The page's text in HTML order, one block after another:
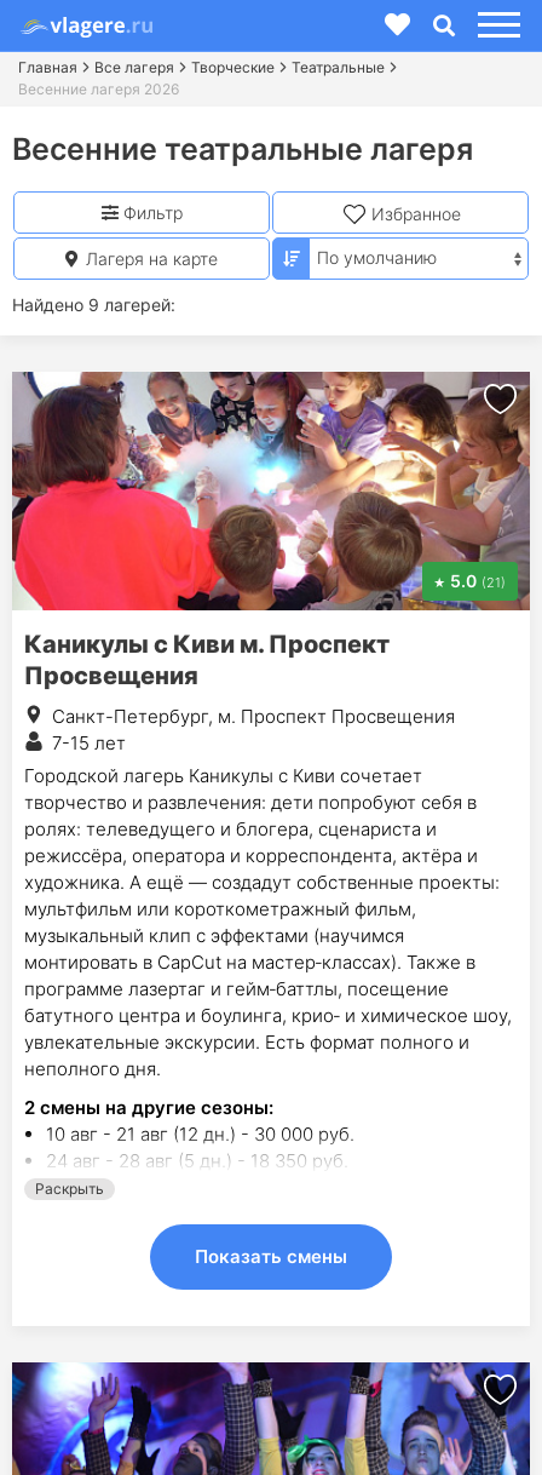
Главная Все лагеря Творческие
Театральные
Весенние лагеря 2026
Весенние театральные лагеря
Найдено 9 лагерей:
Фильтр Избранное
Лагеря на карте
5.0 (21)
Каникулы с Киви м. Проспект
Просвещения
Санкт-Петербург, м. Проспект Просвещения
7-15 лет
Городской лагерь Каникулы с Киви сочетает
творчество и развлечения: дети попробуют себя в
ролях: телеведущего и блогера, сценариста и
режиссёра, оператора и корреспондента, актёра и
художника. А ещё — создадут собственные проекты:
мультфильм или короткометражный фильм,
музыкальный клип с эффектами (научимся
монтировать в CapCut на мастер‑классах). Также в
программе лазертаг и гейм‑баттлы, посещение
батутного центра и боулинга, крио‑ и химическое шоу,
увлекательные экскурсии. Есть формат полного и
неполного дня.
2 смены на другие сезоны:
10 авг - 21 авг (12 дн.) - 30 000 руб.
24 авг - 28 авг (5 дн.) - 18 350 руб.
Раскрыть
Показать смены